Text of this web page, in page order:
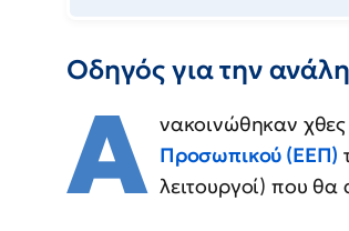
Οδηγός για την
Α νακοινώθηκαν
Προσωπικού (ΕΕΠ)
λειτουργοί) που